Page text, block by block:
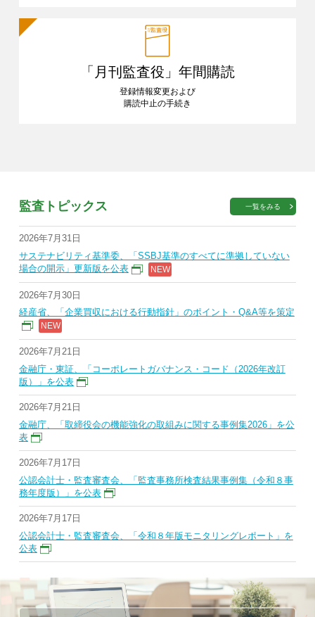
「月刊監査役」 年間購読
登録情報変更および
購読中止の手続き
監査トピックス 一覧をみる
2026年7月31日
サステナビリティ基準委、「SSBJ基準のすべてに準拠していない
場合の開示」更新版を公表
2026年7月30日
経産省、「企業買収における行動指針」のポイント・Q&A等を策定
2026年7月21日
金融庁・東証、「コーポレートガバナンス・コード（2026年改訂
版）」を公表
2026年7月21日
金融庁、「取締役会の機能強化の取組みに関する事例集2026」を公
表
2026年7月17日
公認会計士・監査審査会、「監査事務所検査結果事例集（令和８事
務年度版）」を公表
2026年7月17日
公認会計士・監査審査会、「令和８年版モニタリングレポート」を
公表